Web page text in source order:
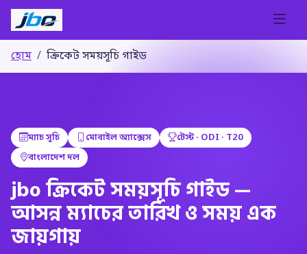
হোম ক্রিকেট সময়সূচি গাইড
ম্যাচ সূচি মোবাইল অ্যাক্সেস
টেস্ট · ODI · T20
বাংলাদেশ দল
jbo ক্রিকেট সময়সূচি গাইড —
আসন্ন ম্যাচের তারিখ ও সময় এক
জায়গায়